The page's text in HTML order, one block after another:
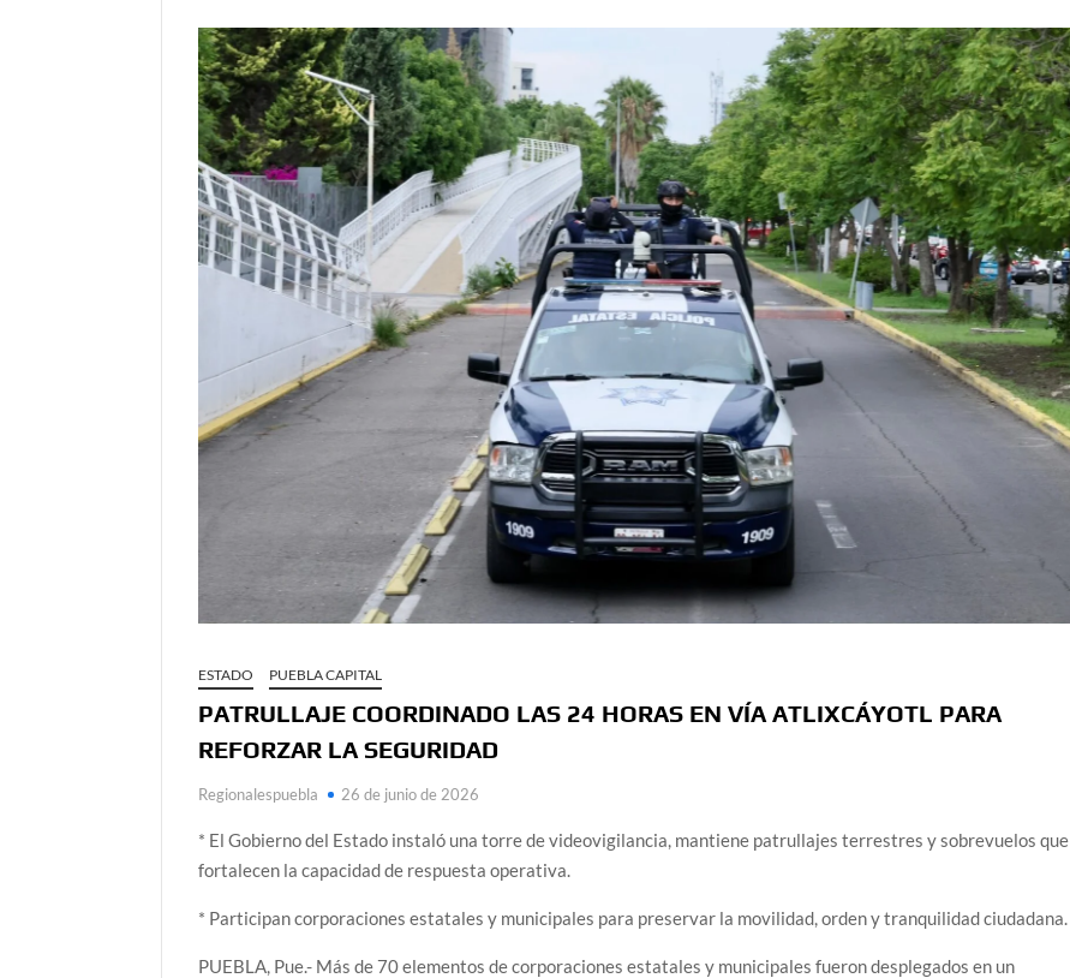
ESTADO PUEBLA CAPITAL
PATRULLAJE COORDINADO LAS 24 HORAS EN VÍA ATLIXCÁYOTL PARA
REFORZAR LA SEGURIDAD
Regionalespuebla 26 de junio de 2026
* El Gobierno del Estado instaló una torre de videovigilancia, mantiene patrullajes terrestres y sobrevuelos que
fortalecen la capacidad de respuesta operativa.
* Participan corporaciones estatales y municipales para preservar la movilidad, orden y tranquilidad ciudadana.
PUEBLA, Pue.- Más de 70 elementos de corporaciones estatales y municipales fueron desplegados en un